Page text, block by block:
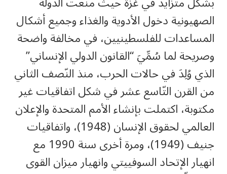
الصهيونية دخول الأدوية والغذاء وجميع أشكال
المساعدات للفلسطينيين، في مخالفة واضحة
وصريحة لما سُمِّيَ “القانون الدولي الإنساني”
الذي وُلِدَ في حالات الحرب، منذ النّصف الثاني
من القرن التّاسع عشر في شكل اتفاقيات غير
مكتوبة، اكتملت بإنشاء الأمم المتحدة والإعلان
العالمي لحقوق الإنسان (1948)، واتفاقيات
جنيف (1949)، ومرة أخرى سنة 1990 مع
انهيار الإتحاد السوفييتي وانهيار ميزان القوى